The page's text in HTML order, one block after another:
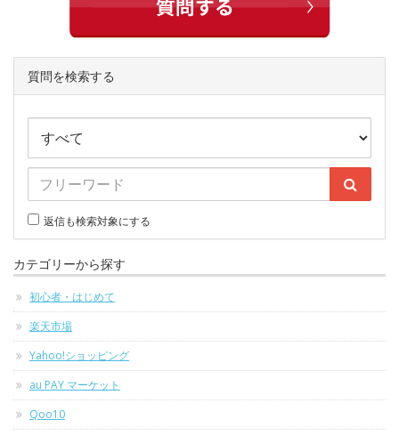
質問を検索する
返信も検索対象にする
カテゴリーから探す
初心者・はじめて
楽天市場
Yahoo!ショッピング
au PAY マーケット
Qoo10